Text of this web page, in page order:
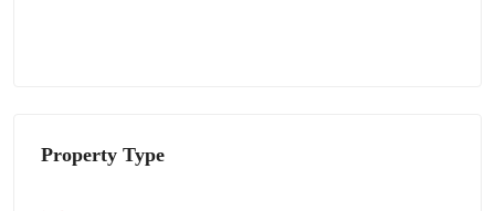
Property Type